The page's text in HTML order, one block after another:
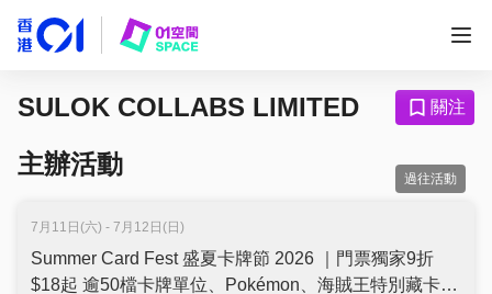
SULOK COLLABS LIMITED 關注
主辦活動 過往活動
7月11日(六) - 7月12日(日)
Summer Card Fest 盛夏卡牌節 2026 ｜門票獨家9折
$18起 逾50檔卡牌單位、Pokémon、海賊王特別藏卡｜